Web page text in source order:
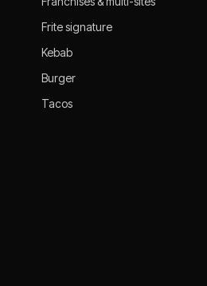
Frite signature
Kebab
Burger
Tacos